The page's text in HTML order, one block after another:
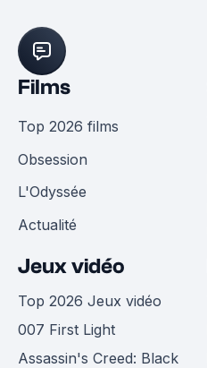
Films
Top 2026 films
Obsession
L'Odyssée
Actualité
Jeux vidéo
Top 2026 Jeux vidéo
007 First Light
Assassin's Creed: Black